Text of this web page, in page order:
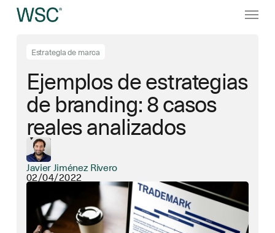
principal
Menú
Estrategia de marca
Ejemplos de estrategias
de branding: 8 casos
reales analizados
Javier Jiménez Rivero
02/04/2022